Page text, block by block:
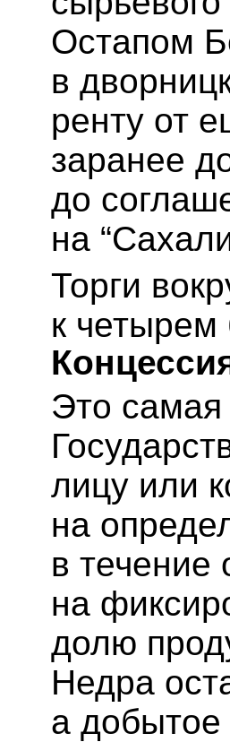
Остапом
в
ренту от
заранее
до
на
Торги
к
Это
лицу или
на
в течение
на
долю
Недра
а добытое